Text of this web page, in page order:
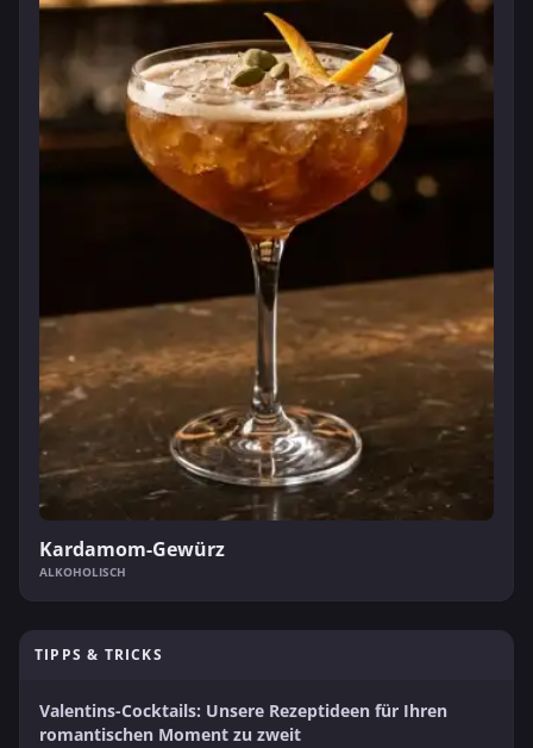
Kardamom-Gewürz
ALKOHOLISCH
TIPPS & TRICKS
Valentins-Cocktails: Unsere Rezeptideen für Ihren
romantischen Moment zu zweit